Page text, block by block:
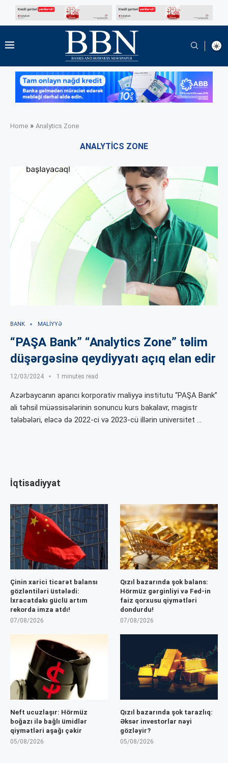
Home » Analytics Zone
ANALYTICS ZONE
BANK MALIYYƏ
“PAŞA Bank” “Analytics Zone” təlim
düşərgəsinə qeydiyyatı açıq elan edir
12/03/2024 1 minutes read
Azərbaycanın aparıcı korporativ maliyyə institutu “PAŞA Bank”
ali təhsil müəssisələrinin sonuncu kurs bakalavr, magistr
tələbələri, eləcə də 2022-ci və 2023-cü illərin universitet …
İqtisadiyyat
Çinin xarici ticarət balansı
gözləntiləri üstələdi:
İxracatdakı güclü artım
rekorda imza atdı!
07/08/2026
Qızıl bazarında şok balans:
Hörmüz gərginliyi və Fed-in
faiz qorxusu qiymətləri
dondurdu!
07/08/2026
Neft ucuzlaşır: Hörmüz
boğazı ilə bağlı ümidlər
qiymətləri aşağı çəkir
05/08/2026
Qızıl bazarında şok tarazlıq:
Əksər investorlar nəyi
gözləyir?
05/08/2026